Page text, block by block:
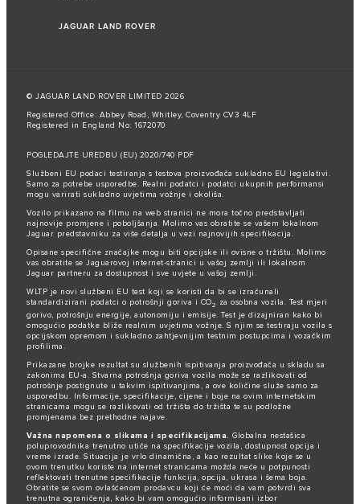
JAGUAR LAND ROVER
© JAGUAR LAND ROVER LIMITED 2026
Registered Office: Abbey Road, Whitley, Coventry CV3 4LF
Registered in England No: 1672070
POGLEDAJTE UREDBU (EU) 2020/740 PDF
Službeni EU podaci testiranja s testova proizvođača sukladno EU legislativi.
Samo za potrebe usporedbe. Realni podatci i podatci ukupnih performansi
mogu varirati sukladno uvjetima vožnje i okoliša.
Vozilo prikazano na filmu na web stranici ne mora točno predstavljati
najnovije promjene i poboljšanja. Molimo vas obratite se vašem lokalnom
Jaguar predstavniku za više detalja u vezi najnovijih specifikacija.
Opisane specifične značajke mogu biti opcijske ili ovisne o tržištu. Molimo
vas obratite se Jaguarovoj internet-stranici u vašoj zemlji ili lokalnom
Jaguar partneru za dostupnost i sve uvjete u vašoj zemlji.
WLTP je novi službeni EU test koji se koristi da bi se izračunali
standardizirani podatci o potrošnji goriva i CO2
za osobna vozila. Test mjeri
gorivo, potrošnju energije, autonomiju i emisije. Test je dizajniran kako bi
omogućio podatke bliže realnim uvjetima vožnje. S njim se testiraju vozila s
opcijskom opremom i sukladno zahtjevnijim testnim postupcima i vozačkim
profilima.
Prikazane brojke rezultat su službenih ispitivanja proizvođača u skladu sa
zakonima EU-a. Stvarna potrošnja goriva vozila može se razlikovati od
potrošnje postignute u takvim ispitivanjima, a ove količine služe samo za
usporedbu. Informacije, specifikacije, cijene i boje na ovim internetskim
stranicama mogu se razlikovati od tržišta do tržišta te su podložne
promjenama bez prethodne najave.
Važna napomena o slikama i specifikacijama. Globalna nestašica
poluprovodnika trenutno utiče na specifikacije vozila, dostupnost opcija i
vreme izrade. Situacija je vrlo dinamična, a kao rezultat slike koje se u
ovom trenutku koriste na internet stranicama možda neće u potpunosti
reflektovati trenutne specifikacije funkcija, opcija, ukrasa i šema boja.
Obratite se svom ovlašćenom prodavcu koji će moći da vam potvrdi sva
trenutna ograničenja, kako bi vam omogućio informisani izbor